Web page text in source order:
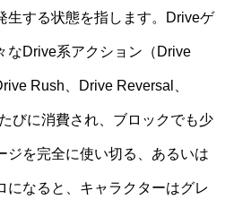
生する状態を指します。Driveゲ
なDrive系アクション（Drive
Rush、Drive Reversal、
びに消費され、ブロックでも少
ジを完全に使い切る、あるいは
になると、キャラクターはグレ